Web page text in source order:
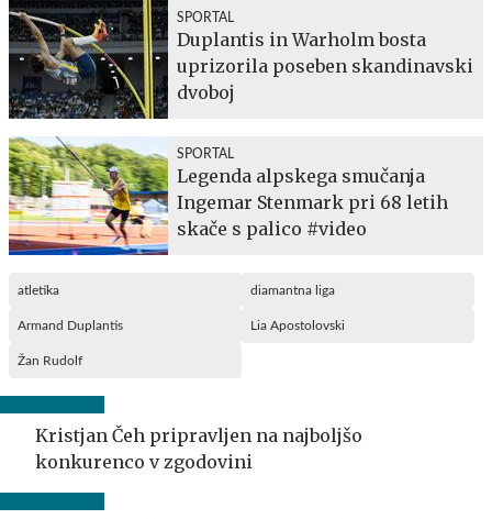
SPORTAL
Duplantis in Warholm bosta
uprizorila poseben skandinavski
dvoboj
SPORTAL
Legenda alpskega smučanja
Ingemar Stenmark pri 68 letih
skače s palico #video
atletika diamantna liga
Armand Duplantis Lia Apostolovski
Žan Rudolf
Kristjan Čeh pripravljen na najboljšo
konkurenco v zgodovini